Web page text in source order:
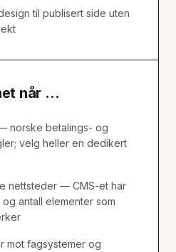
til publisert side uten
når …
norske betalings- og
velg heller en dedikert
nettsteder — CMS-et har
antall elementer som
mot fagsystemer og